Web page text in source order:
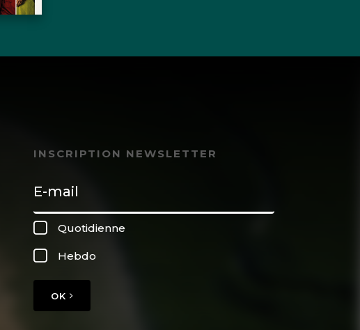
INSCRIPTION NEWSLETTER
Quotidienne
Hebdo
OK